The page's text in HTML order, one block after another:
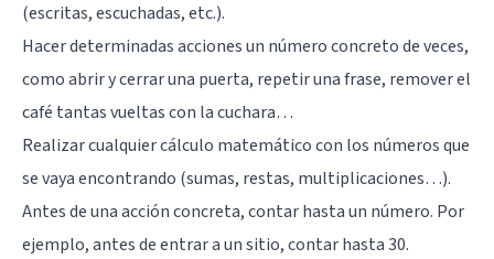
(escritas, escuchadas, etc.).
Hacer determinadas acciones un número concreto de veces,
como abrir y cerrar una puerta, repetir una frase, remover el
café tantas vueltas con la cuchara…
Realizar cualquier cálculo matemático con los números que
se vaya encontrando (sumas, restas, multiplicaciones…).
Antes de una acción concreta, contar hasta un número. Por
ejemplo, antes de entrar a un sitio, contar hasta 30.